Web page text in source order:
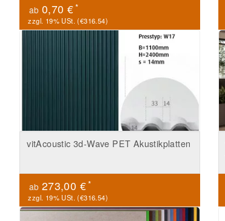
ab 0,70 €*
zzgl. 19% USt. (€316.54)
vitAcoustic 3d-Wave PET Akustikplatten
ab 273,00 €*
zzgl. 19% USt. (€316.54)